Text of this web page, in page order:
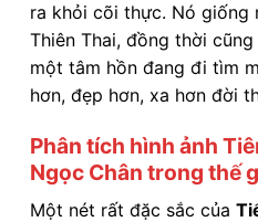
ra khỏi cõi thực. Nó giống
Thiên Thai, đồng thời
một tâm hồn đang đi tìm
hơn, đẹp hơn, xa hơn đời
Phân tích hình ảnh
Ngọc Chân trong thế
Một nét rất đặc sắc của